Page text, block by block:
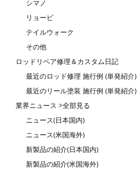
シマノ
リョービ
テイルウォーク
その他
ロッドリペア修理＆カスタム日記
最近のロッド修理 施行例 (単発紹介)
最近のリール塗装 施行例 (単発紹介)
業界ニュース >全部見る
ニュース(日本国内)
ニュース(米国海外)
新製品の紹介(日本国内)
新製品の紹介(米国海外)